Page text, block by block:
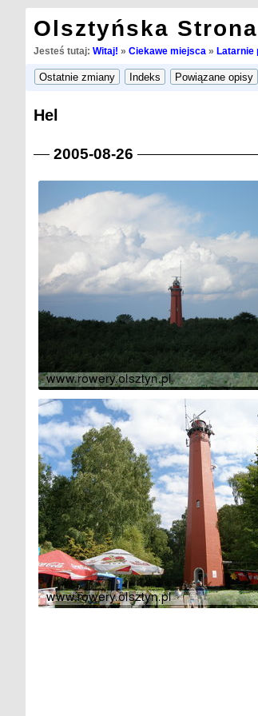
Olsztyńska
Jesteś tutaj: Witaj! » Ciekawe miejsca » Latarnie
Hel
2005-08-26